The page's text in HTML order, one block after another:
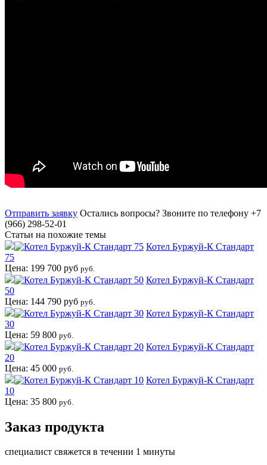
Отправить заявку Остались вопросы? Звоните по телефону +7
(966) 298-52-01
Статьи на похожие темы
Котел Буржуй-К Стандарт
75
Цена: 199 700 руб руб.
Котел Буржуй-К Стандарт
50
Цена: 144 790 руб руб.
Котел Буржуй-К Стандарт
30
Цена: 59 800 руб.
Котел Буржуй-К Стандарт
20
Цена: 45 000 руб.
Котел Буржуй-К Стандарт
10
Цена: 35 800 руб.
Заказ продукта
специалист свяжется в течении 1 минуты